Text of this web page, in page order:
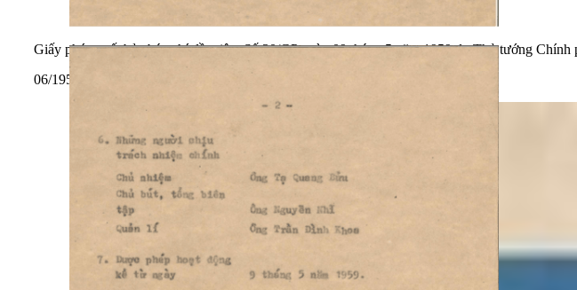
Giấy phép xuất bản báo chí đầu tiên: Số 30/GP ngày 09 tháng 5 năm 1959 do Thủ tướng
06/1959